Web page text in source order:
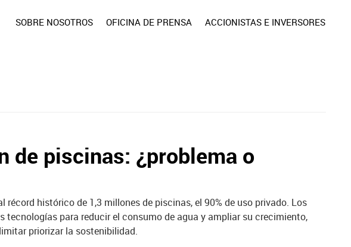
SOBRE NOSOTROS OFICINA DE PRENSA ACCIONISTAS E INVERSORES
de piscinas: ¿problema o
récord histórico de 1,3 millones de piscinas, el 90% de uso privado. Los
tecnologías para reducir el consumo de agua y ampliar su crecimiento,
priorizar la sostenibilidad.